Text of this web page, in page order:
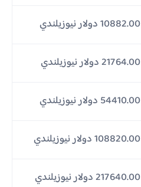
10882.00 دولار نيوزيلندي
21764.00 دولار نيوزيلندي
54410.00 دولار نيوزيلندي
108820.00 دولار نيوزيلندي
217640.00 دولار نيوزيلندي